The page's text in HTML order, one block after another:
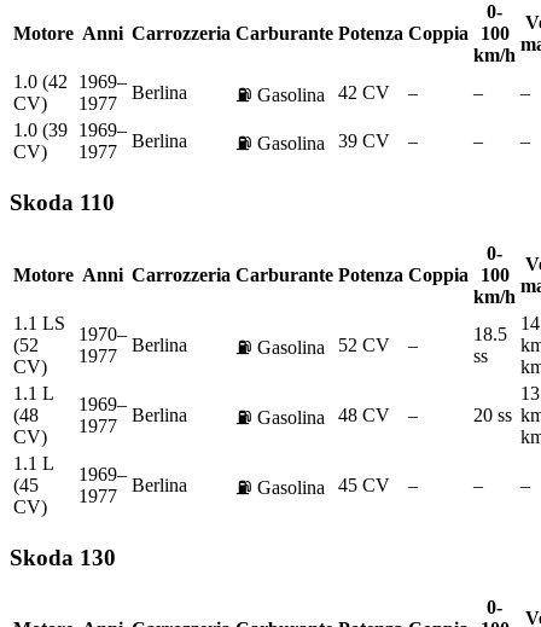
Motore Anni Carrozzeria Carburante Potenza Coppia
0-
100
km/h
1.0 (42
CV)
1969–
1977
Berlina ⛽ Gasolina 42 CV – –
–
1.0 (39
CV)
1969–
1977
Berlina ⛽ Gasolina 39 CV – – –
Skoda 110
Motore Anni Carrozzeria Carburante Potenza Coppia
0-
100
km/h
1.1 LS
(52
CV)
1970–
1977
Berlina ⛽ Gasolina 52 CV –
18.5
ss
1.1 L
(48
CV)
1969–
1977
Berlina ⛽ Gasolina 48 CV – 20 ss
1.1 L
(45
CV)
1969–
1977
Berlina ⛽ Gasolina 45 CV – – –
Skoda 130
0-